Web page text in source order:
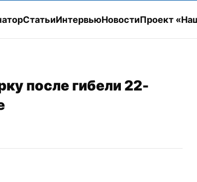
СтатьиИнтервьюНовостиПроект
после гибели 22-